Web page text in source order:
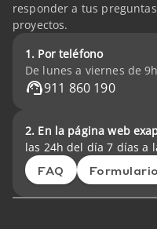
responder a tus
proyectos.
1. Por teléfono
De lunes a viernes de
911 860 190
2. En la página web
las 24h del día 7 días a
FAQ Formulario